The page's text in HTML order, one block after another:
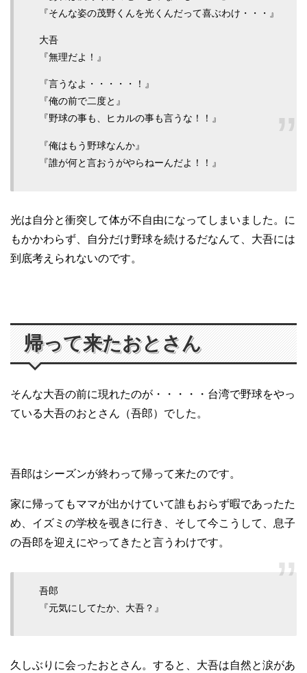
『そんな姿の茂野くんを光くんだって喜ぶわけ・・・』
大吾
『無理だよ！』
『言うなよ・・・・・！』
『俺の前で二度と』
『野球の事も、ヒカルの事も言うな！！』
『俺はもう野球なんか』
『誰が何と言おうがやらねーんだよ！！』
光は自分と衝突して体が不自由になってしまいました。に
もかかわらず、自分だけ野球を続けるだなんて、大吾には
到底考えられないのです。
帰って来たおとさん
そんな大吾の前に現れたのが・・・・・台湾で野球をやっ
ている大吾のおとさん（吾郎）でした。
吾郎はシーズンが終わって帰って来たのです。
家に帰ってもママが出かけていて誰もおらず暇であったた
め、イズミの学校を覗きに行き、そして今こうして、息子
の吾郎を迎えにやってきたと言うわけです。
吾郎
『元気にしてたか、大吾？』
久しぶりに会ったおとさん。すると、大吾は自然と涙があ